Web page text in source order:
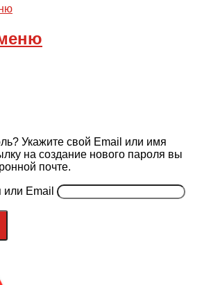
Укажите свой Email или имя
на создание нового пароля вы
почте.
Email